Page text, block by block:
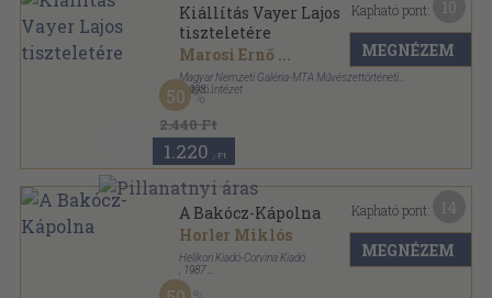
Kiállítás Vayer Lajos
tiszteletére
Marosi Ernő ...
Magyar Nemzeti Galéria-MTA Művészettörténeti
Kutató Intézet
, 1993
Fűzött papírkötés
2.440 Ft
50
1.220 ,-Ft
Kapható pont:
MEGNÉZEM
A Bakócz-Kápolna
Horler Miklós
Helikon Kiadó-Corvina Kiadó
1987
Fűzött kemény papírkötés
Kapható pont:
MEGNÉZEM